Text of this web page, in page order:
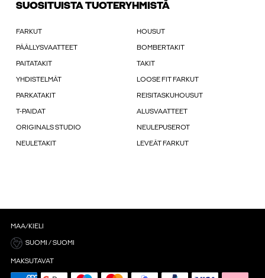
SUOSITUISTA TUOTERYHMISTÄ
FARKUT HOUSUT
PÄÄLLYSVAATTEET BOMBERTAKIT
PAITATAKIT TAKIT
YHDISTELMÄT LOOSE FIT FARKUT
PARKATAKIT REISITASKUHOUSUT
T-PAIDAT ALUSVAATTEET
ORIGINALS STUDIO NEULEPUSEROT
NEULETAKIT LEVEÄT FARKUT
MAA/KIELI
SUOMI / SUOMI
MAKSUTAVAT